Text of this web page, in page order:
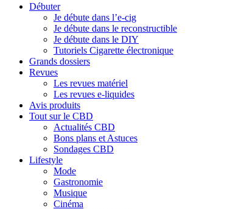
Débuter
Je débute dans l’e-cig
Je débute dans le reconstructible
Je débute dans le DIY
Tutoriels Cigarette électronique
Grands dossiers
Revues
Les revues matériel
Les revues e-liquides
Avis produits
Tout sur le CBD
Actualités CBD
Bons plans et Astuces
Sondages CBD
Lifestyle
Mode
Gastronomie
Musique
Cinéma